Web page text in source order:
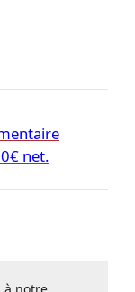
net.
à notre